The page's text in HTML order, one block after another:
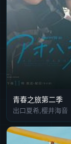
青春之旅第二季
出口夏希,樱井海音